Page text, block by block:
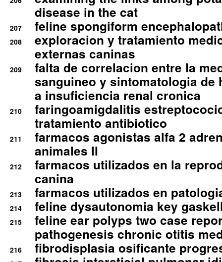
disease in the cat
207 feline spongiform
208
exploracion y tratamiento
externas caninas
209
falta de correlacion entre la
sanguineo y sintomatologia de
a insuficiencia renal cronica
210
faringoamigdalitis
tratamiento antibiotico
211
farmacos agonistas alfa 2
animales II
212
farmacos utilizados en la
canina
213 farmacos utilizados en
214 feline dysautonomia key
215
feline ear polyps two case
pathogenesis chronic otitis
216 fibrodisplasia osificante